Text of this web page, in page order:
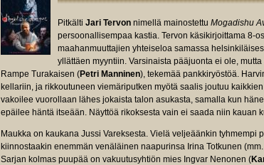
Pitkälti Jari Tervon nimellä mainostettu Mogadishu
persoonallisempaa kastia. Tervon käsikirjoittama 8-
maahanmuuttajien yhteiseloa samassa
yllättäen myyntiin. Varsinaista pääjuonta ei ole,
Rampe Turakaisen (Petri Manninen), tekemää pankkiryöstöä.
kellariin, ja rikkoutuneen viemäriputken myötä saalis joutuu
vakoilee vuorollaan lähes jokaista talon asukasta, samalla kun
epäilee häntä itseään. Näyttöä rikoksesta vain ei saada niin kauan
Maukka on kaukana Jussi Vareksesta. Vielä veljeäänkin tyhmempi
kiinnostaakin enemmän venäläinen naapurinsa Irina Totkunen (mm.
Sarjan kolmas puupää on vakuutusyhtiön mies Ingvar Nenonen (